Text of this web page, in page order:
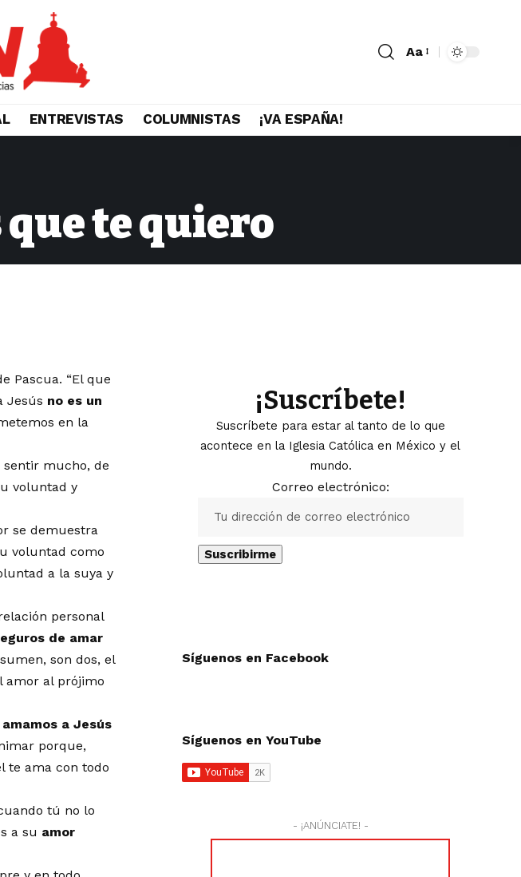
Aa
ENTREVISTAS COLUMNISTAS ¡VA ESPAÑA!
que te quiero
Pascua. “El que
Jesús no es un
en la
sentir mucho, de
voluntad y
se demuestra
voluntad como
a la suya y
personal
de amar
son dos, el
amor al prójimo
a Jesús
porque,
te ama con todo
tú no lo
a su amor
¡Suscríbete!
Suscríbete para estar al tanto de lo que
acontece en la Iglesia Católica en México y el
mundo.
Correo electrónico:
Síguenos en Facebook
Síguenos en YouTube
- ¡ANÚNCIATE! -